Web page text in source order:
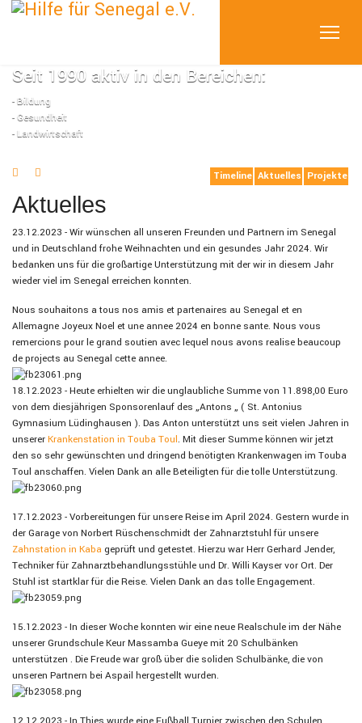
Seit 1990 aktiv in den Bereichen:
- Bildung
- Gesundheit
- Landwirtschaft
Timeline Aktuelles Projekte
Aktuelles
23.12.2023 - Wir wünschen all unseren Freunden und Partnern im Senegal
und in Deutschland frohe Weihnachten und ein gesundes Jahr 2024. Wir
bedanken uns für die großartige Unterstützung mit der wir in diesem Jahr
wieder viel im Senegal erreichen konnten.
Nous souhaitons a tous nos amis et partenaires au Senegal et en
Allemagne Joyeux Noel et une annee 2024 en bonne sante. Nous vous
remercions pour le grand soutien avec lequel nous avons realise beaucoup
de projects au Senegal cette annee.
18.12.2023 - Heute erhielten wir die unglaubliche Summe von 11.898,00 Euro
von dem diesjährigen Sponsorenlauf des „Antons „ ( St. Antonius
Gymnasium Lüdinghausen ). Das Anton unterstützt uns seit vielen Jahren in
unsererKrankenstation in Touba Toul. Mit dieser Summe können wir jetzt
den so sehr gewünschten und dringend benötigten Krankenwagen im Touba
Toul anschaffen. Vielen Dank an alle Beteiligten für die tolle Unterstützung.
17.12.2023 - Vorbereitungen für unsere Reise im April 2024. Gestern wurde in
der Garage von Norbert Rüschenschmidt der Zahnarztstuhl für unsere
Zahnstation in Kaba geprüft und getestet. Hierzu war Herr Gerhard Jender,
Techniker für Zahnarztbehandlungsstühle und Dr. Willi Kayser vor Ort. Der
Stuhl ist startklar für die Reise. Vielen Dank an das tolle Engagement.
15.12.2023 - In dieser Woche konnten wir eine neue Realschule im der Nähe
unserer Grundschule Keur Massamba Gueye mit 20 Schulbänken
unterstützen . Die Freude war groß über die soliden Schulbänke, die von
unseren Partnern bei Aspail hergestellt wurden.